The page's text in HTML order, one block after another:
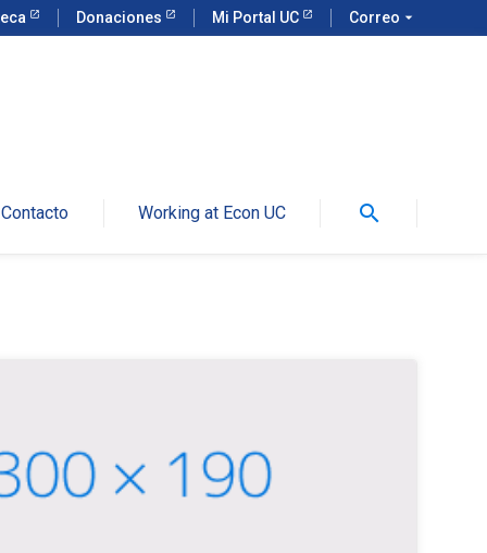
Donaciones Mi Portal UC Correo arrow_drop_down
Contacto Working at Econ UC search